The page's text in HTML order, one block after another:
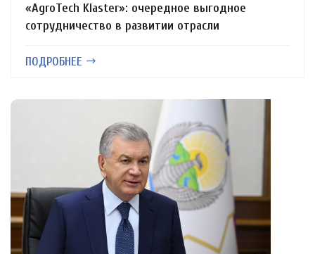
«AgroTech Klaster»: очередное выгодное
сотрудничество в развитии отрасли
ПОДРОБНЕЕ